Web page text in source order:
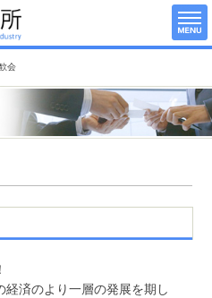
会
済のより一層の発展を期し